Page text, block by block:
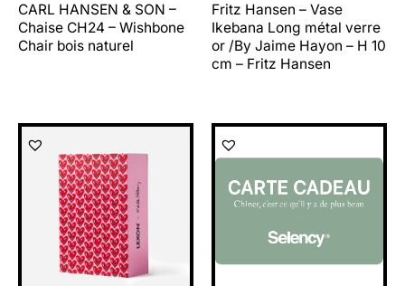
CARL HANSEN & SON –
Chaise CH24 – Wishbone
Chair bois naturel
Fritz Hansen – Vase
Ikebana Long métal verre
or /By Jaime Hayon – H 10
cm – Fritz Hansen